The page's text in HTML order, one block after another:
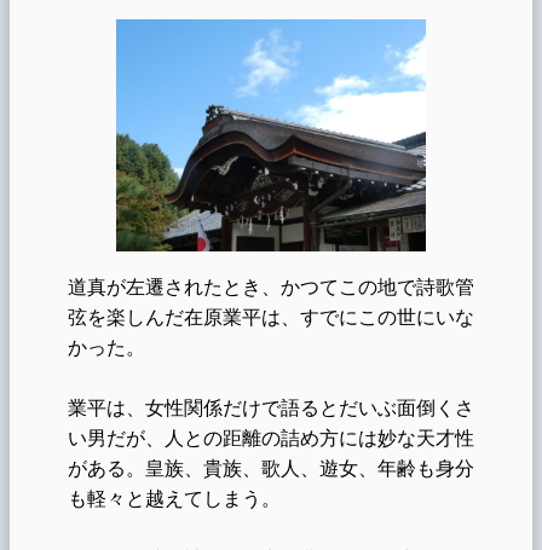
道真が左遷されたとき、かつてこの地で詩歌管
弦を楽しんだ在原業平は、すでにこの世にいな
かった。
業平は、女性関係だけで語るとだいぶ面倒くさ
い男だが、人との距離の詰め方には妙な天才性
がある。皇族、貴族、歌人、遊女、年齢も身分
も軽々と越えてしまう。